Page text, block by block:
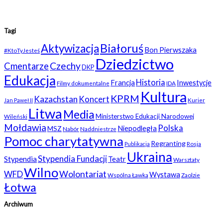
Tagi
#KtoTyJesteśAktywizacjaBiałoruśBon Pierwszaka
CmentarzeCzechyDKP Dziedzictwo
Edukacja Filmy dokumentalne Francja Historia IDA Inwestycje
Jan Paweł II Kazachstan Koncert KPRM Kultura Kurier
Wileński Litwa MediaMinisterstwo Edukacji Narodowej
MołdawiaMSZ NabórNaddniestrze Niepodległa Polska
Pomoc charytatywna Publikacja RegrantingRosja
StypendiaStypendia FundacjiTeatr Ukraina Warsztaty
WFDWilnoWolontariat Wspólna Ławka Wystawa Zaolzie
Łotwa
Archiwum